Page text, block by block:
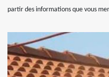
partir des informations que vous